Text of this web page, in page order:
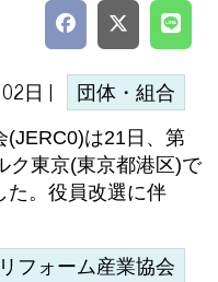
日 | 団体・組合
(JERC0)は21日、第
ク東京(東京都港区)で
た。役員改選に伴
フォーム産業協会